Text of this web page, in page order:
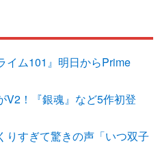
イム101』明日からPrime
V2！『銀魂』など5作初登
りすぎて驚きの声「いつ双子